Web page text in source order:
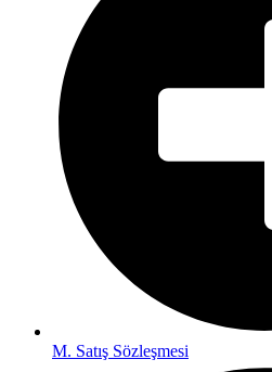
M. Satış Sözleşmesi